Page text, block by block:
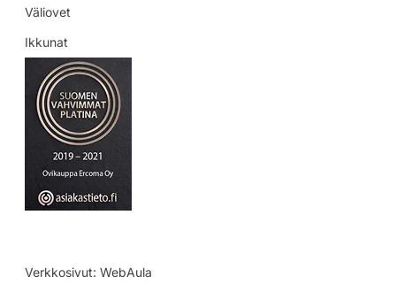
Väliovet
Ikkunat
Verkkosivut: WebAula